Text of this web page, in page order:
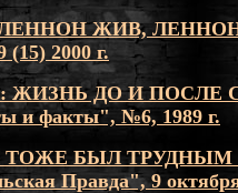
ЖИВ,
2000 г.
ЖИЗНЬ ДО И ПОСЛЕ
и факты", №6, 1989 г.
БЫЛ ТРУДНЫМ
Правда", 9